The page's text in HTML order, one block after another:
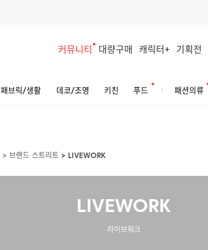
커뮤니티 대량구매 캐릭터+ 기획전
패브릭/생활 데코/조명 키친 푸드 패션의류
> 브랜드 스트리트 > LIVEWORK
LIVEWORK
라이브워크